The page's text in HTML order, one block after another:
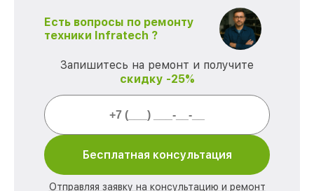
Есть вопросы по ремонту
техники Infratech ?
Запишитесь на ремонт и получите
скидку -25%
Бесплатная консультация
Отправляя заявку на консультацию и ремонт